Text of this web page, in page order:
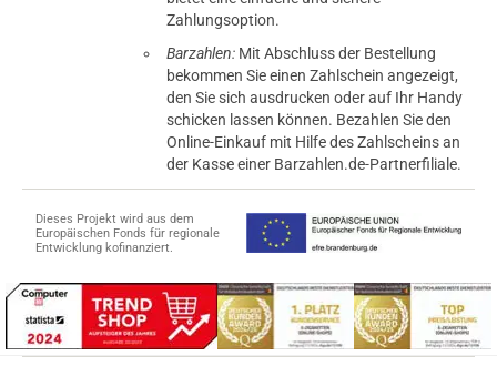
Zahlungsoption.
Barzahlen: Mit Abschluss der Bestellung
bekommen Sie einen Zahlschein angezeigt,
den Sie sich ausdrucken oder auf Ihr Handy
schicken lassen können. Bezahlen Sie den
Online-Einkauf mit Hilfe des Zahlscheins an
der Kasse einer Barzahlen.de-Partnerfiliale.
Dieses Projekt wird aus dem
Europäischen Fonds für regionale
Entwicklung kofinanziert.